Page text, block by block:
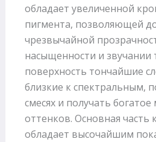
обладает увеличенной
пигмента, позволяющей
чрезвычайной
насыщенности и звучании
поверхность тончайшие
близкие к спектральным,
смесях и получать
оттенков. Основная часть
обладает высочайшим